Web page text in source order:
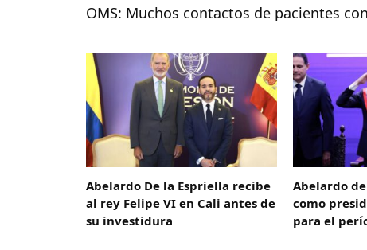
OMS: Muchos contactos de pacientes
Abelardo De la Espriella recibe
al rey Felipe VI en Cali antes de
su investidura
Abelardo
como
para el